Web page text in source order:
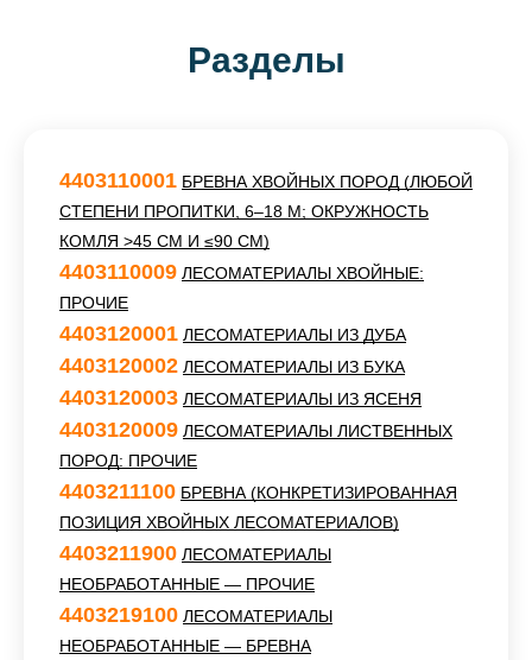
Разделы
4403110001 БРЕВНА ХВОЙНЫХ ПОРОД (ЛЮБОЙ
СТЕПЕНИ ПРОПИТКИ, 6–18 М; ОКРУЖНОСТЬ
КОМЛЯ >45 СМ И ≤90 СМ)
4403110009 ЛЕСОМАТЕРИАЛЫ ХВОЙНЫЕ:
ПРОЧИЕ
4403120001 ЛЕСОМАТЕРИАЛЫ ИЗ ДУБА
4403120002 ЛЕСОМАТЕРИАЛЫ ИЗ БУКА
4403120003 ЛЕСОМАТЕРИАЛЫ ИЗ ЯСЕНЯ
4403120009 ЛЕСОМАТЕРИАЛЫ ЛИСТВЕННЫХ
ПОРОД: ПРОЧИЕ
4403211100 БРЕВНА (КОНКРЕТИЗИРОВАННАЯ
ПОЗИЦИЯ ХВОЙНЫХ ЛЕСОМАТЕРИАЛОВ)
4403211900 ЛЕСОМАТЕРИАЛЫ
НЕОБРАБОТАННЫЕ — ПРОЧИЕ
4403219100 ЛЕСОМАТЕРИАЛЫ
НЕОБРАБОТАННЫЕ — БРЕВНА